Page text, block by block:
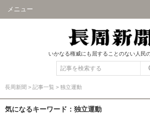
メニュー
いかなる権威にも屈することのない人民
長周新聞 > 記事一覧 > 独立運動
気になるキーワード：独立運動